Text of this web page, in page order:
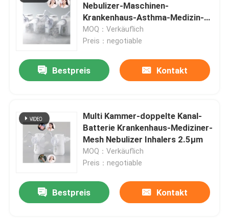
Nebulizer-Maschinen-
Krankenhaus-Asthma-Medizin-
Zerstäuber
MOQ：Verkäuflich
Preis：negotiable
Bestpreis Kontakt
Multi Kammer-doppelte Kanal-
Batterie Krankenhaus-Mediziner-
Mesh Nebulizer Inhalers 2.5μm
MOQ：Verkäuflich
Preis：negotiable
Bestpreis Kontakt